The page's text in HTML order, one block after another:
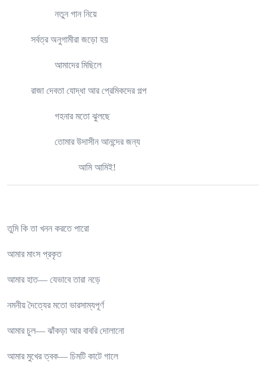
নতুন গান নিয়ে
সর্বত্র অনুগামীরা জড়ো হয়
আমাদের মিছিলে
রাজা দেবতা যোদ্ধা আর প্রেমিকদের গল্প
গহনার মতো ঝুলছে
তোমার উদাসীন আনন্দের জন্য
আমি আমিই!
তুমি কি তা খনন করতে পারো
আমার মাংস প্রকৃত
আমার হাত— যেভাবে তারা নড়ে
নমনীয় দৈত্যের মতো ভারসাম্যপূর্ণ
আমার চুল— ঝাঁকড়া আর বাবরি দোলানো
আমার মুখের ত্বক— চিমটি কাটে গালে